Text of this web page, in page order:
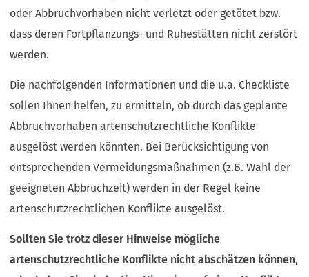
oder Abbruchvorhaben nicht verletzt oder getötet bzw.
dass deren Fortpflanzungs- und Ruhestätten nicht zerstört
werden.
Die nachfolgenden Informationen und die u.a. Checkliste
sollen Ihnen helfen, zu ermitteln, ob durch das geplante
Abbruchvorhaben artenschutzrechtliche Konflikte
ausgelöst werden könnten. Bei Berücksichtigung von
entsprechenden Vermeidungsmaßnahmen (z.B. Wahl der
geeigneten Abbruchzeit) werden in der Regel keine
artenschutzrechtlichen Konflikte ausgelöst.
Sollten Sie trotz dieser Hinweise mögliche
artenschutzrechtliche Konflikte nicht abschätzen können,